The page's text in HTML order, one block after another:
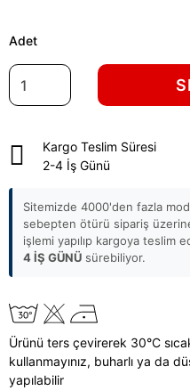
Adet
Kargo Teslim Süresi
2-4 İş Günü
Sitemizde 4000'den fazla
sebepten ötürü sipariş
işlemi yapılıp kargoya teslim
4 İŞ GÜNÜ sürebiliyor.
Ürünü ters çevirerek 30°C
kullanmayınız, buharlı ya da
yapılabilir